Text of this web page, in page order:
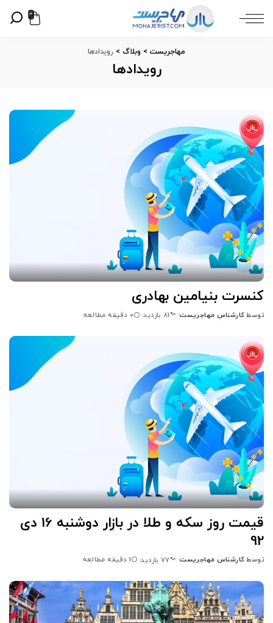
0
مهاجریست > وبلاگ > رویدادها
رویدادها
کنسرت بنیامین بهادری
ارسال
توسط
توسط کارشناس مهاجریست 81 بازدید 0 دقیقه مطالعه
قیمت روز سکه و طلا در بازار دوشنبه 16 دی
92
ارسال
توسط
توسط کارشناس مهاجریست 77 بازدید 1 دقیقه مطالعه